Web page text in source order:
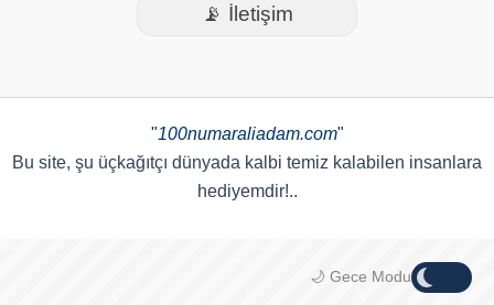
📡 İletişim
"100numaraliadam.com"
Bu site, şu üçkağıtçı dünyada kalbi temiz kalabilen insanlara
hediyemdir!..
🌙 Gece Modu